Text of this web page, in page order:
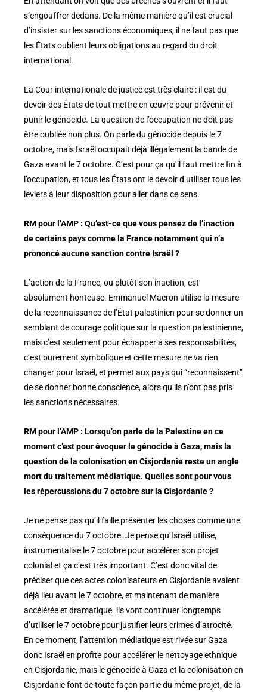
s’engouffrer dedans. De la même manière qu’il est crucial
d’insister sur les sanctions économiques, il ne faut pas que
les États oublient leurs obligations au regard du droit
international.
La Cour internationale de justice est très claire : il est du
devoir des États de tout mettre en œuvre pour prévenir et
punir le génocide. La question de l’occupation ne doit pas
être oubliée non plus. On parle du génocide depuis le 7
octobre, mais Israël occupait déjà illégalement la bande de
Gaza avant le 7 octobre. C’est pour ça qu’il faut mettre fin à
l’occupation, et tous les États ont le devoir d’utiliser tous les
leviers à leur disposition pour aller dans ce sens.
RM pour l’AMP : Qu’est-ce que vous pensez de l’inaction
de certains pays comme la France notamment qui n’a
prononcé aucune sanction contre Israël ?
L’action de la France, ou plutôt son inaction, est
absolument honteuse. Emmanuel Macron utilise la mesure
de la reconnaissance de l’État palestinien pour se donner un
semblant de courage politique sur la question palestinienne,
mais c’est seulement pour échapper à ses responsabilités,
c’est purement symbolique et cette mesure ne va rien
changer pour Israël, et permet aux pays qui “reconnaissent”
de se donner bonne conscience, alors qu’ils n’ont pas pris
les sanctions nécessaires.
RM pour l’AMP : Lorsqu’on parle de la Palestine en ce
moment c’est pour évoquer le génocide à Gaza, mais la
question de la colonisation en Cisjordanie reste un angle
mort du traitement médiatique. Quelles sont pour vous
les répercussions du 7 octobre sur la Cisjordanie ?
Je ne pense pas qu’il faille présenter les choses comme une
conséquence du 7 octobre. Je pense qu’Israël utilise,
instrumentalise le 7 octobre pour accélérer son projet
colonial et ça c’est très important. C’est donc vital de
préciser que ces actes colonisateurs en Cisjordanie avaient
déjà lieu avant le 7 octobre, et maintenant de manière
accélérée et dramatique. ils vont continuer longtemps
d’utiliser le 7 octobre pour justifier leurs crimes d’atrocité.
En ce moment, l’attention médiatique est rivée sur Gaza
donc Israël en profite pour accélérer le nettoyage ethnique
en Cisjordanie, mais le génocide à Gaza et la colonisation en
Cisjordanie font de toute façon partie du même projet, de la